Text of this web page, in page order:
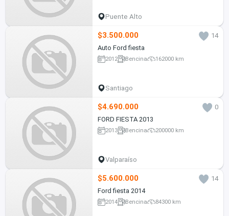
Puente Alto
$3.500.000
14
Auto Ford fiesta
2012 Bencina 162000 km
Santiago
$4.690.000
0
FORD FIESTA 2013
2013 Bencina 200000 km
Valparaíso
$5.600.000
14
Ford fiesta 2014
2014 Bencina 84300 km